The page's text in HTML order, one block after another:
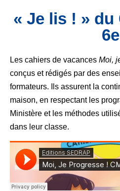
« Je lis ! » du
6e
Les cahiers de vacances Moi,
conçus et rédigés par des
formateurs. Ils assurent la
maison, en respectant les
Ministère et les méthodes
dans leur classe.